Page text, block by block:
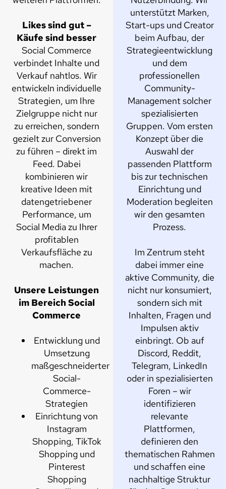
Likes sind gut –
Käufe sind besser
Social Commerce
verbindet Inhalte und
Verkauf nahtlos. Wir
entwickeln individuelle
Strategien, um Ihre
Zielgruppe nicht nur
zu erreichen, sondern
gezielt zur Conversion
zu führen – direkt im
Feed. Dabei
kombinieren wir
kreative Ideen mit
datengetriebener
Performance, um
Social Media zu Ihrer
profitablen
Verkaufsfläche zu
machen.
Unsere Leistungen
im Bereich Social
Commerce
Entwicklung und
Umsetzung
maßgeschneiderter
Social-
Commerce-
Strategien
Einrichtung von
Instagram
Shopping, TikTok
Shopping und
Pinterest
Shopping
unterstützt Marken,
Start-ups und Creator
beim Aufbau, der
Strategieentwicklung
und dem
professionellen
Community-
Management solcher
spezialisierten
Gruppen. Vom ersten
Konzept über die
Auswahl der
passenden Plattform
bis zur technischen
Einrichtung und
Moderation begleiten
wir den gesamten
Prozess.
Im Zentrum steht
dabei immer eine
aktive Community, die
nicht nur konsumiert,
sondern sich mit
Inhalten, Fragen und
Impulsen aktiv
einbringt. Ob auf
Discord, Reddit,
Telegram, LinkedIn
oder in spezialisierten
Foren – wir
identifizieren
relevante
Plattformen,
definieren den
thematischen Rahmen
und schaffen eine
nachhaltige Struktur